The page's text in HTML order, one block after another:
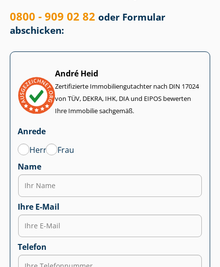
0800 - 909 02 82 oder Formular
abschicken:
André Heid
Zertifizierte Im­mo­bi­li­en­gut­ach­ter nach DIN 17024
von TÜV, DEKRA, IHK, DIA und EIPOS bewerten
Ihre Immobilie sachgemäß.
Anrede
Herr
Frau
Name
Ihre E-Mail
Telefon